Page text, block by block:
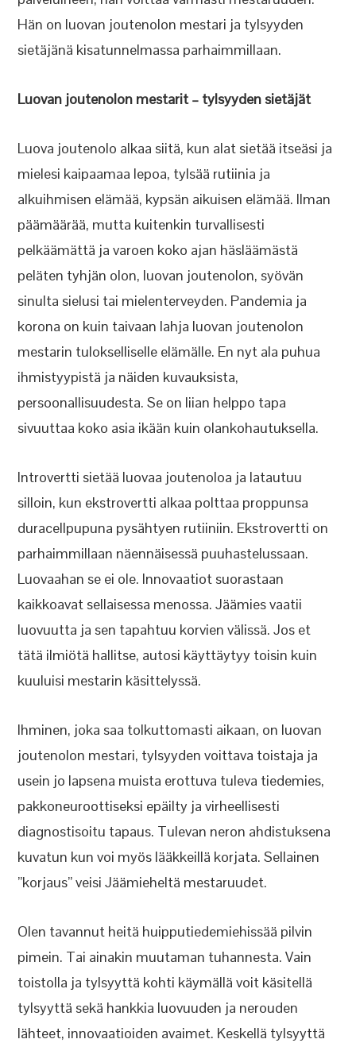
Hän on luovan joutenolon mestari ja tylsyyden
sietäjänä kisatunnelmassa parhaimmillaan.
Luovan joutenolon mestarit – tylsyyden sietäjät
Luova joutenolo alkaa siitä, kun alat sietää itseäsi ja
mielesi kaipaamaa lepoa, tylsää rutiinia ja
alkuihmisen elämää, kypsän aikuisen elämää. Ilman
päämäärää, mutta kuitenkin turvallisesti
pelkäämättä ja varoen koko ajan häsläämästä
peläten tyhjän olon, luovan joutenolon, syövän
sinulta sielusi tai mielenterveyden. Pandemia ja
korona on kuin taivaan lahja luovan joutenolon
mestarin tulokselliselle elämälle. En nyt ala puhua
ihmistyypistä ja näiden kuvauksista,
persoonallisuudesta. Se on liian helppo tapa
sivuuttaa koko asia ikään kuin olankohautuksella.
Introvertti sietää luovaa joutenoloa ja latautuu
silloin, kun ekstrovertti alkaa polttaa proppunsa
duracellpupuna pysähtyen rutiiniin. Ekstrovertti on
parhaimmillaan näennäisessä puuhastelussaan.
Luovaahan se ei ole. Innovaatiot suorastaan
kaikkoavat sellaisessa menossa. Jäämies vaatii
luovuutta ja sen tapahtuu korvien välissä. Jos et
tätä ilmiötä hallitse, autosi käyttäytyy toisin kuin
kuuluisi mestarin käsittelyssä.
Ihminen, joka saa tolkuttomasti aikaan, on luovan
joutenolon mestari, tylsyyden voittava toistaja ja
usein jo lapsena muista erottuva tuleva tiedemies,
pakkoneuroottiseksi epäilty ja virheellisesti
diagnostisoitu tapaus. Tulevan neron ahdistuksena
kuvatun kun voi myös lääkkeillä korjata. Sellainen
”korjaus” veisi Jäämieheltä mestaruudet.
Olen tavannut heitä huipputiedemiehissää pilvin
pimein. Tai ainakin muutaman tuhannesta. Vain
toistolla ja tylsyyttä kohti käymällä voit käsitellä
tylsyyttä sekä hankkia luovuuden ja nerouden
lähteet, innovaatioiden avaimet. Keskellä tylsyyttä